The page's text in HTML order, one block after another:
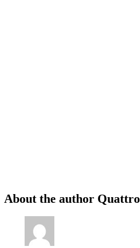
About the author Quattro